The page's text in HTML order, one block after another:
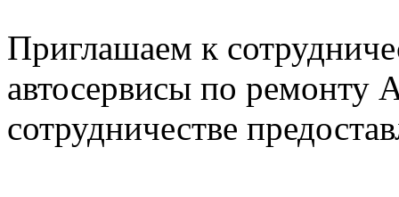
Приглашаем к
автосервисы по
сотрудничестве